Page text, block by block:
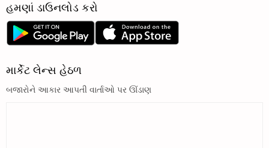
હમણાં ડાઉનલોડ કરો
માર્કેટ લેન્સ હેઠળ
બજારોને આકાર આપતી વાર્તાઓ પર ઊંડાણ